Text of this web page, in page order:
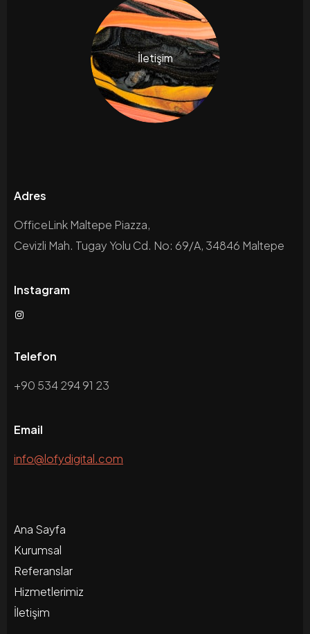
İletişim
Adres
OfficeLink Maltepe Piazza,
Cevizli Mah. Tugay Yolu Cd. No: 69/A, 34846 Maltepe
Instagram
Telefon
+90 534 294 91 23
Email
info@lofydigital.com
Ana Sayfa
Kurumsal
Referanslar
Hizmetlerimiz
İletişim